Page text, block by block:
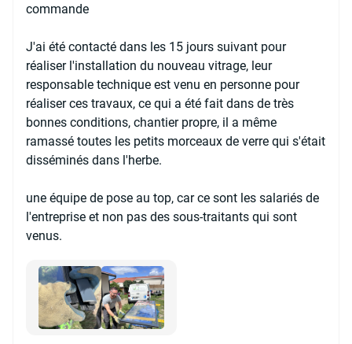
commande
J'ai été contacté dans les 15 jours suivant pour
réaliser l'installation du nouveau vitrage, leur
responsable technique est venu en personne pour
réaliser ces travaux, ce qui a été fait dans de très
bonnes conditions, chantier propre, il a même
ramassé toutes les petits morceaux de verre qui s'était
disséminés dans l'herbe.
une équipe de pose au top, car ce sont les salariés de
l'entreprise et non pas des sous-traitants qui sont
venus.